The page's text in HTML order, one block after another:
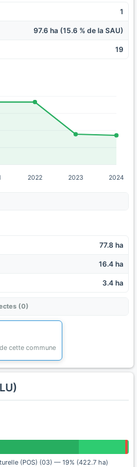
1
97.6 ha (15.6 % de la SAU)
19
2022 2023 2024
77.8 ha
16.4 ha
3.4 ha
(0)
cette commune
(POS) (03) — 19% (422.7 ha)